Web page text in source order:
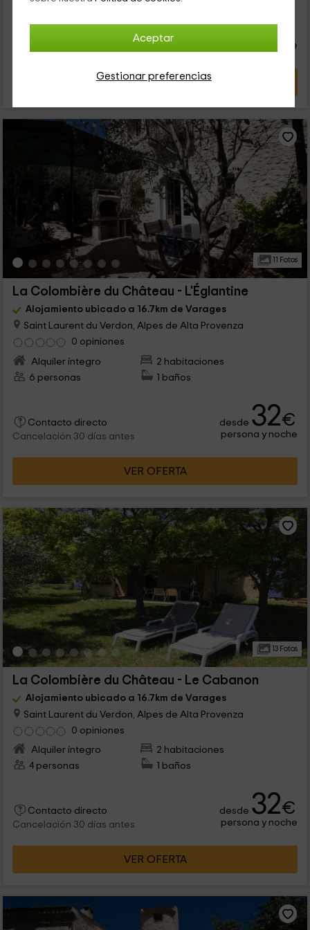
Aceptar
Gestionar preferencias
115
persona y noche
VER OFERTA
11 Fotos
La Colombière du Château - L'Églantine
Alojamiento ubicado a 16.7km de Varages
Saint Laurent du Verdon, Alpes de Alta Provenza
0 opiniones
Alquiler íntegro
2 habitaciones
6 personas
1 baños
Contacto directo
Cancelación 30 días antes
desde 32€
persona y noche
VER OFERTA
13 Fotos
La Colombière du Château - Le Cabanon
Alojamiento ubicado a 16.7km de Varages
Saint Laurent du Verdon, Alpes de Alta Provenza
0 opiniones
Alquiler íntegro
2 habitaciones
4 personas
1 baños
Contacto directo
Cancelación 30 días antes
desde 32€
persona y noche
VER OFERTA